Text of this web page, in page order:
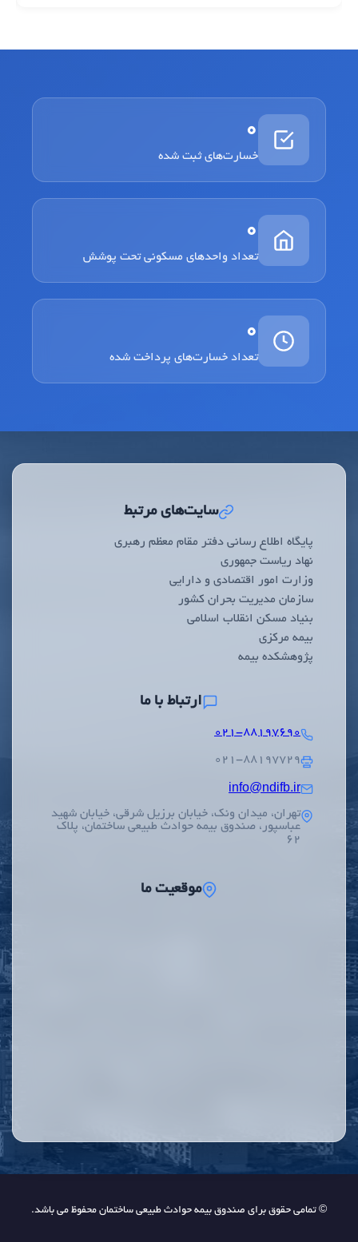
0
خسارت‌های ثبت شده
0
تعداد واحدهای مسکونی تحت پوشش
0
تعداد خسارت‌های پرداخت شده
سایت‌های مرتبط
پایگاه اطلاع رسانی دفتر مقام معظم رهبری
نهاد ریاست جمهوری
وزارت امور اقتصادی و دارایی
سازمان مدیریت بحران کشور
بنیاد مسکن انقلاب اسلامی
بیمه مرکزی
پژوهشکده بیمه
ارتباط با ما
۰۲۱-۸۸۱۹۷۶۹۰
۰۲۱-۸۸۱۹۷۷۲۹
info@ndifb.ir
تهران، میدان ونک، خیابان برزیل شرقی، خیابان شهید
عباسپور، صندوق بیمه حوادث طبیعی ساختمان، پلاک
62
موقعیت ما
© تمامی حقوق برای صندوق بیمه حوادث طبیعی ساختمان محفوظ می باشد.